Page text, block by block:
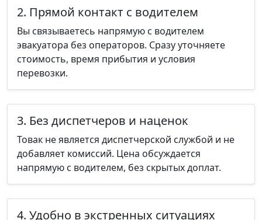
2. Прямой контакт с водителем
Вы связываетесь напрямую с водителем
эвакуатора без операторов. Сразу уточняете
стоимость, время прибытия и условия
перевозки.
3. Без диспетчеров и наценок
Товак не является диспетчерской службой и не
добавляет комиссий. Цена обсуждается
напрямую с водителем, без скрытых доплат.
4. Удобно в экстренных ситуациях